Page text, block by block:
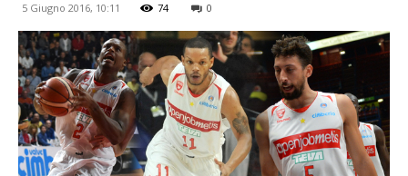
5 Giugno 2016, 10:11 74 0